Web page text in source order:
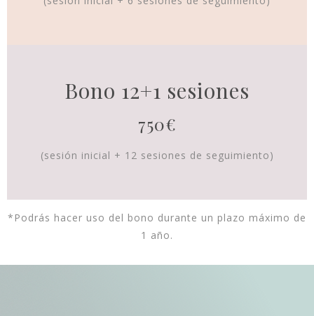
Bono 12+1 sesiones
750€
(sesión inicial + 12 sesiones de seguimiento)
*Podrás hacer uso del bono durante un plazo máximo de
1 año.